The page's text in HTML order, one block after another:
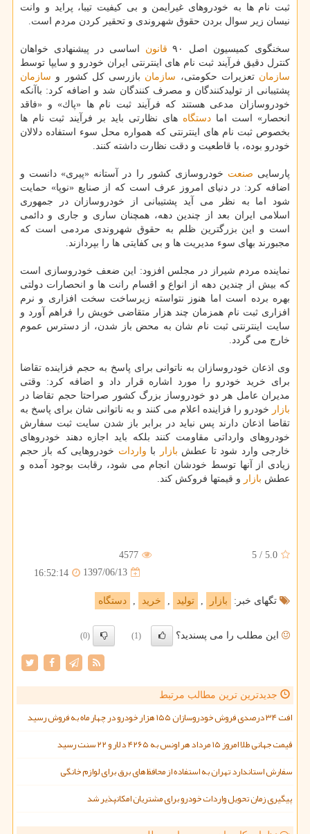
ثبت نام ها به خودروهای غیرایمن و بی كیفیت تیبا، پراید و وانت
نیسان زیر سوال بردن حقوق شهروندی و تحقیر كردن مردم است.
سخنگوی كمیسیون اصل ۹۰ قانون اساسی در پیشنهادی خواهان
كنترل دقیق فرآیند ثبت نام های اینترنتی ایران خودرو و سایپا توسط
سازمان تعزیرات حكومتی، سازمان بازرسی كل كشور و سازمان
پشتیبانی از تولیدكنندگان و مصرف كنندگان شد و اضافه كرد: باآنكه
خودروسازان مدعی هستند كه فرآیند ثبت نام ها «پاك» و «فاقد
انحصار» است اما دستگاه های نظارتی باید بر فرآیند ثبت نام ها
بخصوص ثبت نام های اینترنتی كه همواره محل سوء استفاده دلالان
خودرو بوده، با قاطعیت و دقت نظارت داشته كنند.
پارسایی صنعت خودروسازی كشور را در آستانه «پیری» دانست و
اضافه كرد: در دنیای امروز عرف است كه از صنایع «نوپا» حمایت
شود اما به نظر می آید پشتیبانی از خودروسازان در جمهوری
اسلامی ایران بعد از چندین دهه، همچنان ساری و جاری و دائمی
است و این بزرگترین ظلم به حقوق شهروندی مردمی است كه
مجبورند بهای سوء مدیریت ها و بی كفایتی ها را بپردازند.
نماینده مردم شیراز در مجلس افزود: این ضعف خودروسازی است
كه بیش از چندین دهه از انواع و اقسام رانت ها و انحصارات دولتی
بهره برده است اما هنوز نتواسته زیرساخت سخت افزاری و نرم
افزاری ثبت نام همزمان چند هزار متقاضی خویش را فراهم آورد و
سایت اینترنتی ثبت نام شان به محض باز شدن، از دسترس عموم
خارج می گردد.
وی اذعان خودروسازان به ناتوانی برای پاسخ به حجم فزاینده تقاضا
برای خرید خودرو را مورد اشاره قرار داد و اضافه كرد: وقتی
مدیران عامل هر دو خودروساز بزرگ كشور صراحتا حجم تقاضا در
بازار خودرو را فزاینده اعلام می كنند و به ناتوانی شان برای پاسخ به
تقاضا اذعان دارند پس نباید در برابر باز شدن سایت ثبت سفارش
خودروهای وارداتی مقاومت كنند بلكه باید اجازه دهند خودروهای
خارجی وارد شود تا عطش بازار با واردات خودروهایی كه باز حجم
زیادی از آنها توسط خودشان انجام می شود، رقابت بوجود آمده و
عطش بازار و قیمتها فروكش كند.
5.0
/
5
4577
1397/06/13
16:52:14
تگهای خبر: بازار , تولید , خرید , دستگاه
این مطلب را می پسندید؟ (1)
(0)
جدیدترین ترین مطالب مرتبط
افت ۳۴ درصدی فروش خودروسازان ۱۵۵ هزار خودرو در چهار ماه به فروش رسید
قیمت جهانی طلا امروز ۱۵ مرداد هر اونس به ۴۲۶۵ دلار و ۲۲ سنت رسید
سفارش استاندارد تهران به استفاده از محافظ های برق برای لوازم خانگی
پیگیری زمان تحویل واردات خودرو برای مشتریان امکانپذیر شد